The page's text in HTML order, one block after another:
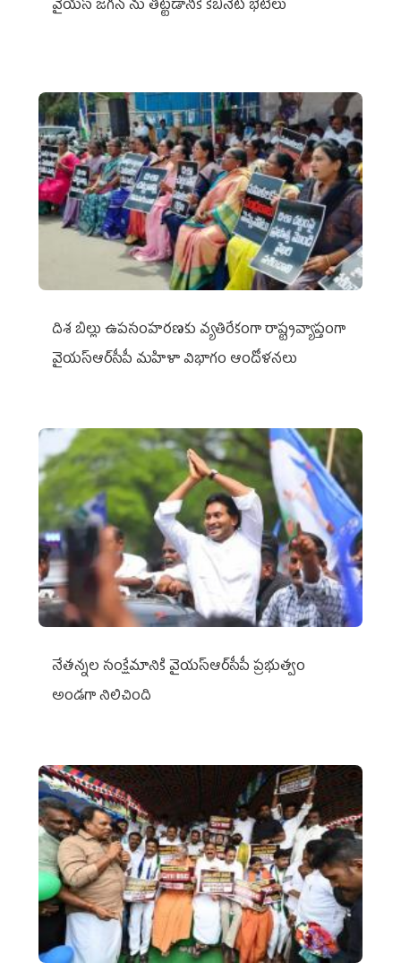
వైయ‌స్ జగన్‌ ను తిట్టడానికే కేబినెట్‌ భేటీలు
దిశ బిల్లు ఉపసంహరణకు వ్యతిరేకంగా రాష్ట్రవ్యాప్తంగా
వైయ‌స్ఆర్‌సీపీ మహిళా విభాగం ఆందోళనలు
నేతన్నల సంక్షేమానికి వైయ‌స్ఆర్‌సీపీ ప్రభుత్వం
అండగా నిలిచింది